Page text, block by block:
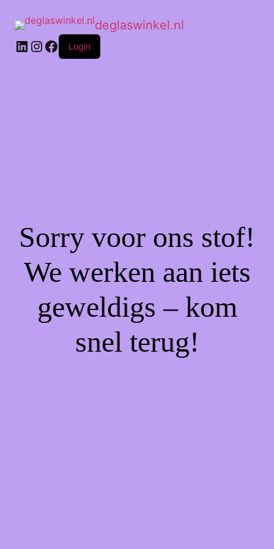
deglaswinkel.nl
Login
Sorry voor ons stof!
We werken aan iets
geweldigs – kom
snel terug!